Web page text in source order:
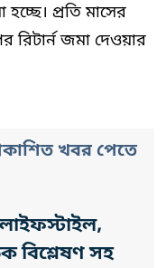
প্রতি মাসের
রিটার্ন জমা দেওয়ার
খবর পেতে
বিশ্লেষণ সহ